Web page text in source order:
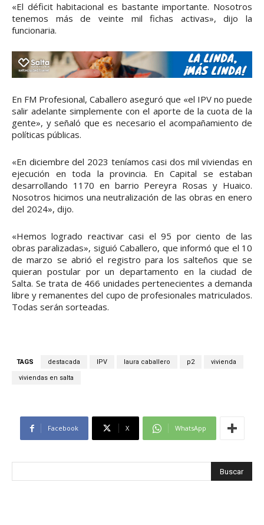
«El déficit habitacional es bastante importante. Nosotros
tenemos más de veinte mil fichas activas», dijo la
funcionaria.
En FM Profesional, Caballero aseguró que «el IPV no puede
salir adelante simplemente con el aporte de la cuota de la
gente», y señaló que es necesario el acompañamiento de
políticas públicas.
«En diciembre del 2023 teníamos casi dos mil viviendas en
ejecución en toda la provincia. En Capital se estaban
desarrollando 1170 en barrio Pereyra Rosas y Huaico.
Nosotros hicimos una neutralización de las obras en enero
del 2024», dijo.
«Hemos logrado reactivar casi el 95 por ciento de las
obras paralizadas», siguió Caballero, que informó que el 10
de marzo se abrió el registro para los salteños que se
quieran postular por un departamento en la ciudad de
Salta. Se trata de 466 unidades pertenecientes a demanda
libre y remanentes del cupo de profesionales matriculados.
Todas serán sorteadas.
TAGS destacada IPV laura caballero p2 vivienda
viviendas en salta
Facebook X WhatsApp